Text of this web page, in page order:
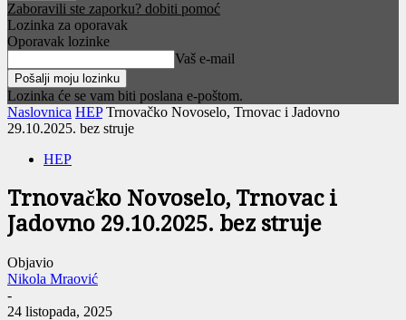
Zaboravili ste zaporku? dobiti pomoć
Lozinka za oporavak
Oporavak lozinke
Vaš e-mail
Lozinka će se vam biti poslana e-poštom.
Naslovnica HEP Trnovačko Novoselo, Trnovac i Jadovno
29.10.2025. bez struje
HEP
Trnovačko Novoselo, Trnovac i
Jadovno 29.10.2025. bez struje
Objavio
Nikola Mraović
-
24 listopada, 2025